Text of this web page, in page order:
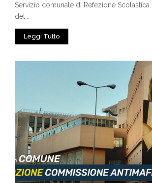
Servizio comunale di Refezione Scolastica.
del...
Leggi Tutto